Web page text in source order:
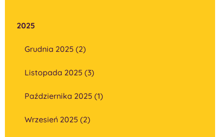
2025
Grudnia 2025 (2)
Listopada 2025 (3)
Października 2025 (1)
Wrzesień 2025 (2)